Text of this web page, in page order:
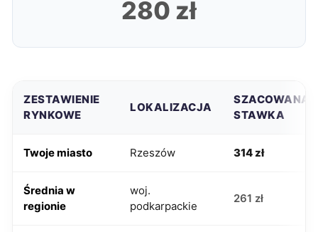
280 zł
ZESTAWIENIE
RYNKOWE
LOKALIZACJA
SZACOWANA
STAWKA
Twoje miasto Rzeszów 314 zł
Średnia w
regionie
woj.
podkarpackie
261 zł